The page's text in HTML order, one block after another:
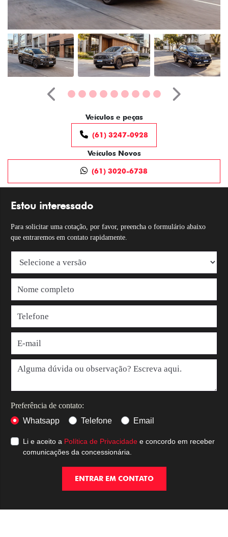
Estou interessado
Para solicitar uma cotação, por favor, preencha o formulário abaixo
que entraremos em contato rapidamente.
Preferência de contato:
Whatsapp
Telefone Email
Li e aceito a Política de Privacidade e concordo em receber
comunicações da concessionária.
ENTRAR EM CONTATO
Anterior Próximo
Veículos e peças
(61) 3247-0928
Veículos Novos
(61) 3020-6738